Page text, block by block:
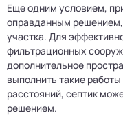
Еще одним условием,
оправданным
участка. Для
фильтрационных
дополнительное
выполнить такие
расстояний, септик
решением.